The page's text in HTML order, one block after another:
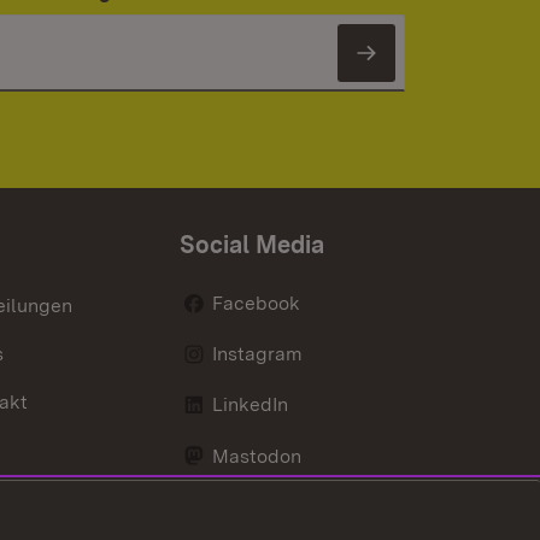
Newsletter
Social Media
Facebook
Instagram
LinkedIn
Mastodon